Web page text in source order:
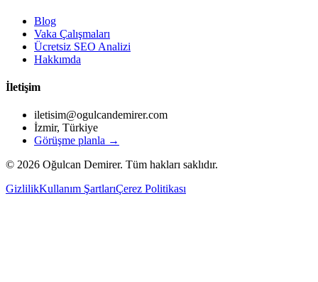
Blog
Vaka Çalışmaları
Ücretsiz SEO Analizi
Hakkımda
İletişim
iletisim@ogulcandemirer.com
İzmir, Türkiye
Görüşme planla →
© 2026 Oğulcan Demirer. Tüm hakları saklıdır.
GizlilikKullanım ŞartlarıÇerez Politikası